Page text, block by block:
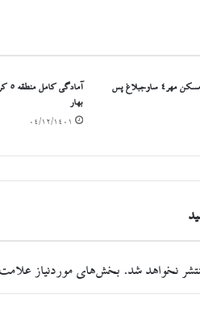
تحویل نخستین واحدهای مسکن مهر۴ ساوجبلاغ پس
بهار
۰۴/۱۲/۱۴۰۱
نخواهد شد. بخش‌های موردنیاز